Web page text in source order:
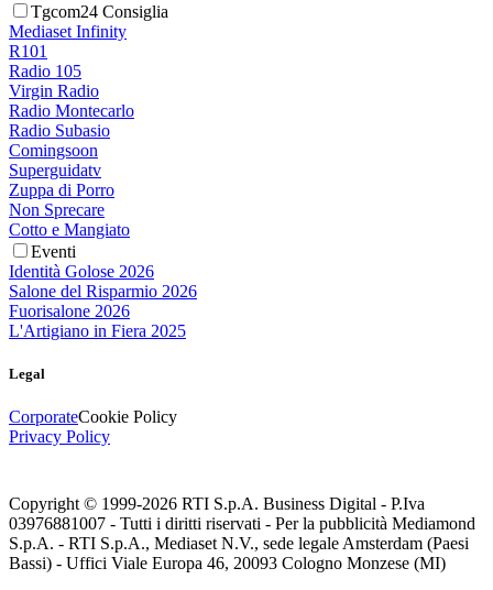
Tgcom24 Consiglia
Mediaset Infinity
R101
Radio 105
Virgin Radio
Radio Montecarlo
Radio Subasio
Comingsoon
Superguidatv
Zuppa di Porro
Non Sprecare
Cotto e Mangiato
Eventi
Identità Golose 2026
Salone del Risparmio 2026
Fuorisalone 2026
L'Artigiano in Fiera 2025
Legal
CorporateCookie Policy
Privacy Policy
Copyright © 1999-2026 RTI S.p.A. Business Digital - P.Iva
03976881007 - Tutti i diritti riservati - Per la pubblicità Mediamond
S.p.A. - RTI S.p.A., Mediaset N.V., sede legale Amsterdam (Paesi
Bassi) - Uffici Viale Europa 46, 20093 Cologno Monzese (MI)